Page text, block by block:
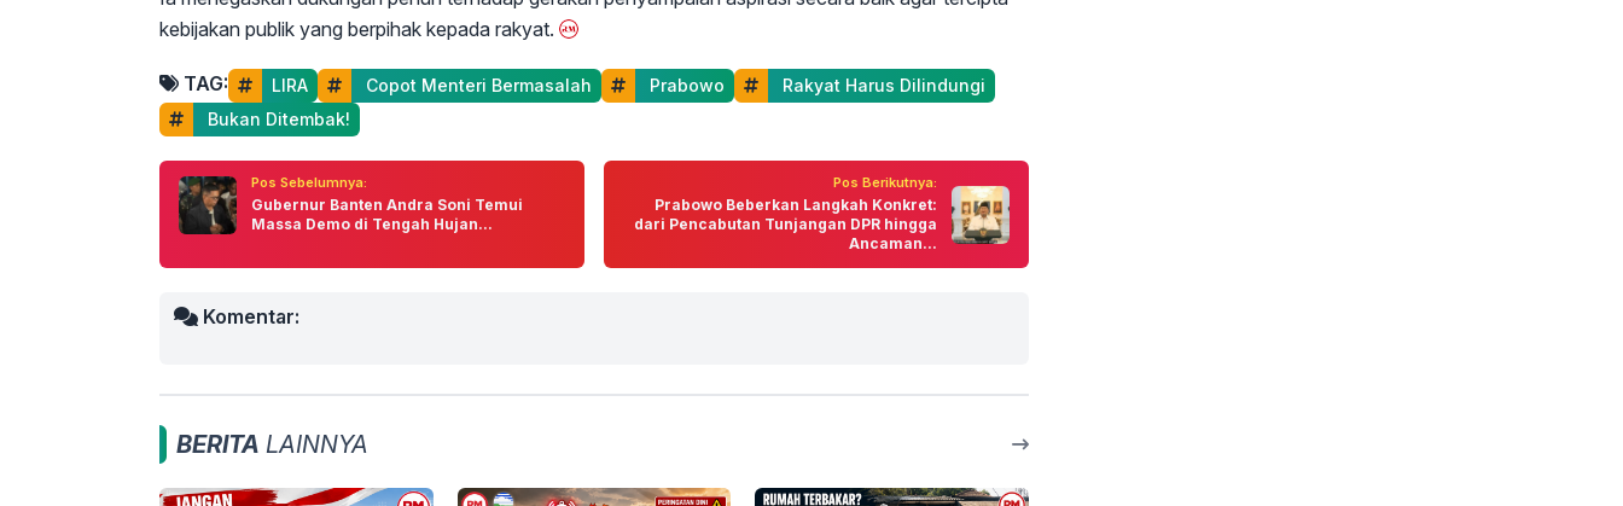
kebijakan publik yang berpihak kepada rakyat.
TAG: LIRA Copot Menteri Bermasalah Prabowo
Rakyat Harus Dilindungi
Bukan Ditembak!
Pos Sebelumnya:
Gubernur Banten Andra Soni Temui
Massa Demo di Tengah Hujan...
Pos Berikutnya:
Prabowo Beberkan Langkah Konkret:
dari Pencabutan Tunjangan DPR hingga
Ancaman...
Komentar:
BERITA LAINNYA